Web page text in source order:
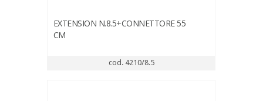
EXTENSION N.8.5+CONNETTORE 55
CM
cod. 4210/8.5